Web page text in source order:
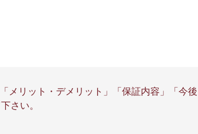
リット・デメリット」「保証内容」「今後
さい。